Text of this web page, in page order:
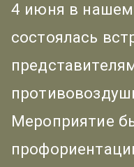
4 июня в нашем
состоялась
Мероприятие